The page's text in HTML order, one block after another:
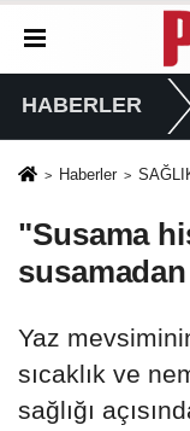
HABERLER
Haberler
"Susama
Yaz
sıcaklık ve
sağlığı